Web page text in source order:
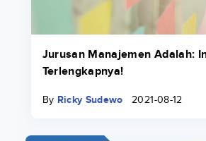
Jurusan Manajemen Adalah:
Terlengkapnya!
By Ricky Sudewo 2021-08-12